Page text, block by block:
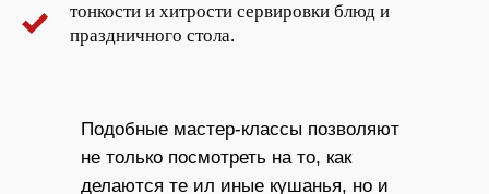
тонкости и хитрости сервировки блюд и
праздничного стола.
Подобные мастер-классы позволяют
не только посмотреть на то, как
делаются те ил иные кушанья, но и